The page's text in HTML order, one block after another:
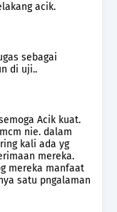
acik.
sebagai
di uji..
Acik kuat.
nie. dalam
kali ada yg
mereka.
mereka manfaat
satu pngalaman